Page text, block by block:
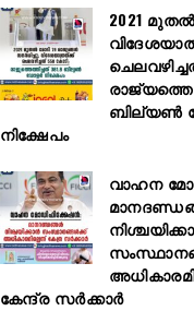
2021
ബില്യൺ
നിക്ഷേപം
വാഹന
കേന്ദ്ര സർക്കാർ